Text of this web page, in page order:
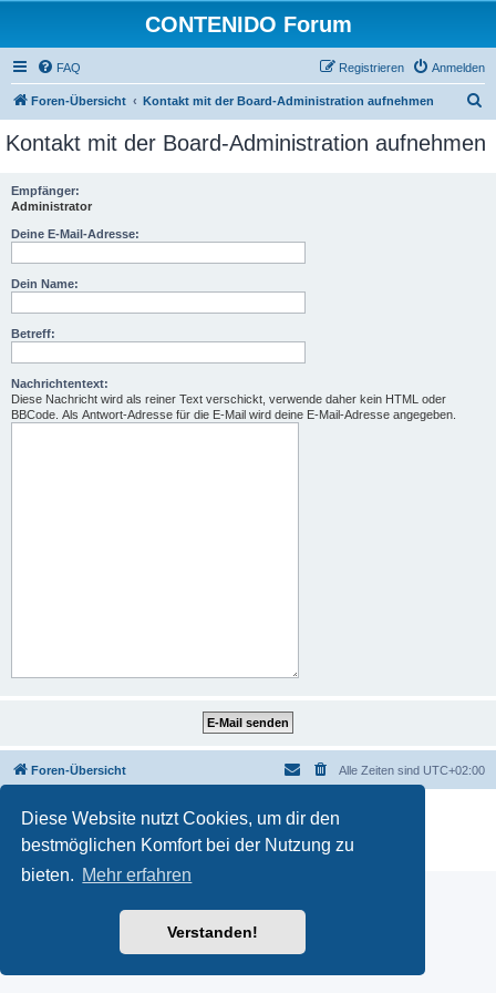
Diese Website nutzt Cookies, um dir den
bestmöglichen Komfort bei der Nutzung zu
bieten. Mehr erfahren
Verstanden!
CONTENIDO Forum
FAQ Anmelden
Registrieren
Foren-Übersicht Kontakt mit der Board-Administration aufnehmen
c
Kontakt mit der Board-Administration aufnehmen
Empfänger:
Administrator
Deine E-Mail-Adresse:
Dein Name:
Betreff:
Nachrichtentext:
Diese Nachricht wird als reiner Text verschickt, verwende daher kein HTML oder
BBCode. Als Antwort-Adresse für die E-Mail wird deine E-Mail-Adresse angegeben.
Foren-Übersicht Alle Zeiten sind UTC+02:00
Powered by phpBB
® Forum Software © phpBB Limited
Deutsche Übersetzung durch
Datenschutz|Nutzungsbedingungen